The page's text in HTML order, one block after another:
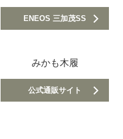
ENEOS 三加茂SS
みかも木履
公式通販サイト